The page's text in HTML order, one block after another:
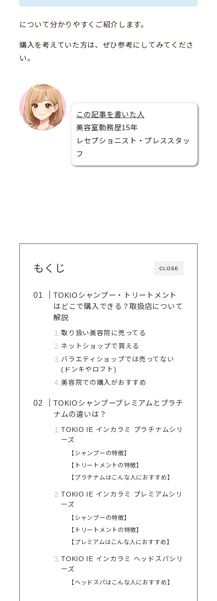
について分かりやすくご紹介します。
購入を考えていた方は、ぜひ参考にしてみてくださ
い。
この記事を書いた人
美容室勤務歴15年
レセプショニスト・プレススタッ
フ
CLOSE
もくじ
TOKIOシャンプー・トリートメント
はどこで購入できる？取扱店について
解説
取り扱い美容院に売ってる
ネットショップで買える
バラエティショップでは売ってない
(ドンキやロフト)
美容院での購入がおすすめ
TOKIOシャンプープレミアムとプラチ
ナムの違いは？
TOKIO IE インカラミ プラチナムシリ
ーズ
【シャンプーの特徴】
【トリートメントの特徴】
【プラチナムはこんな人におすすめ】
TOKIO IE インカラミ プレミアムシリ
ーズ
【シャンプーの特徴】
【トリートメントの特徴】
【プレミアムはこんな人におすすめ】
TOKIO IE インカラミ ヘッドスパシリ
ーズ
【ヘッドスパはこんな人におすすめ】